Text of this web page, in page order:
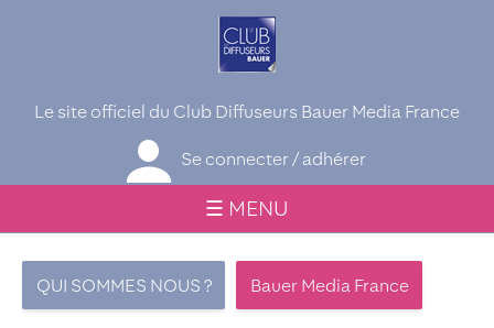
Le site officiel du Club Diffuseurs Bauer Media France
Se connecter / adhérer
☰ MENU
QUI SOMMES NOUS ? Bauer Media France